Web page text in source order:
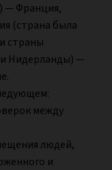
) — Франция,
(страна была
страны
Нидерланды) —
между
людей,
и